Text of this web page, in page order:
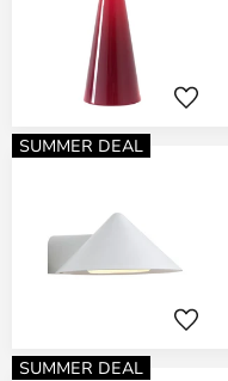
SUMMER DEAL
SUMMER DEAL